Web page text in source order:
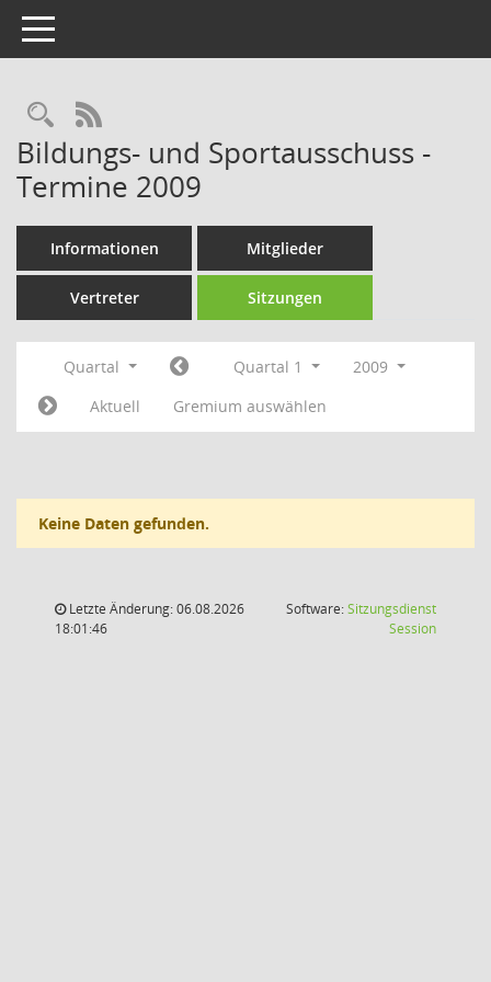
Toggle navigation
Rechercheauswahl
RSS-Feed
Bildungs- und Sportausschuss -
Termine 2009
Informationen Mitglieder
Vertreter Sitzungen
Quartal Quartal 1
2009
Aktuell
Gremium auswählen
Keine Daten gefunden.
Letzte Änderung: 06.08.2026
18:01:46
Software:Sitzungsdienst
Session(Wird in